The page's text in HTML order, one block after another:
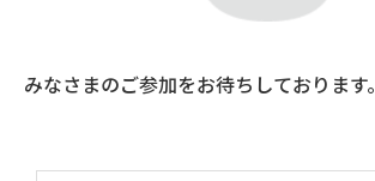
みなさまのご参加をお待ちしております。